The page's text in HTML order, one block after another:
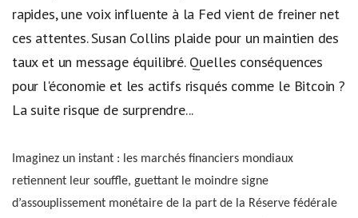
rapides, une voix influente à la Fed vient de freiner net
ces attentes. Susan Collins plaide pour un maintien des
taux et un message équilibré. Quelles conséquences
pour l'économie et les actifs risqués comme le Bitcoin ?
La suite risque de surprendre...
Imaginez un instant : les marchés financiers mondiaux
retiennent leur souffle, guettant le moindre signe
d’assouplissement monétaire de la part de la Réserve fédérale